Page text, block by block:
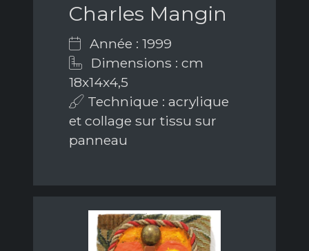
Charles Mangin
Année : 1999
Dimensions : cm
18x14x4,5
Technique : acrylique
et collage sur tissu sur
panneau